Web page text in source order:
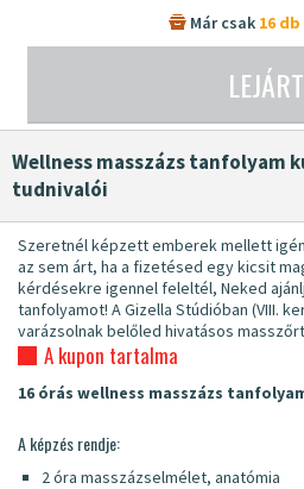
Már csak 16 db
LEJÁRT
Wellness masszázs tanfolyam kuponunk fontos
tudnivalói
Szeretnél képzett emberek mellett
az sem árt, ha a fizetésed egy kicsit
kérdésekre igennel feleltél, Neked
tanfolyamot! A Gizella Stúdióban (VIII.
varázsolnak belőled hivatásos
A kupon tartalma
16 órás wellness masszázs
A képzés rendje:
2 óra masszázselmélet, anatómia